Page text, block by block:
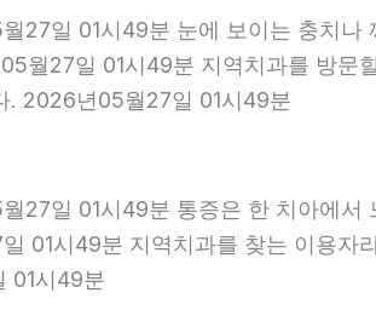
27일 01시49분 눈에 보이는 충치나
월27일 01시49분 지역치과를 방문
. 2026년05월27일 01시49분
27일 01시49분 통증은 한 치아에서
01시49분 지역치과를 찾는 이용자
01시49분